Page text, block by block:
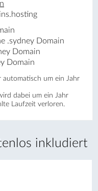
inkludiert
.sydney Domain
Domain
Domain
automatisch um ein Jahr
dabei um ein Jahr
Laufzeit verloren.